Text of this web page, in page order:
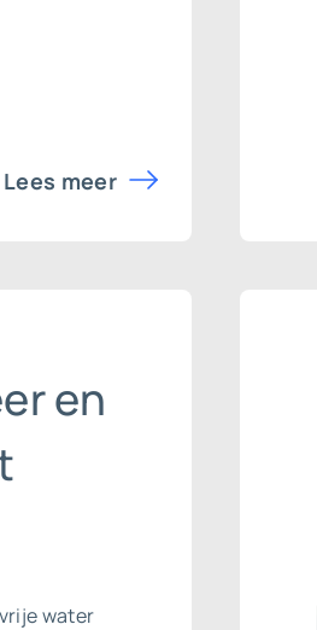
Lees meer
en
water